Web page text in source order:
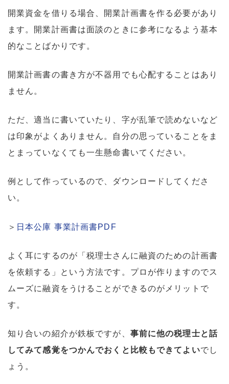
開業資金を借りる場合、開業計画書を作る必要があり
ます。開業計画書は面談のときに参考になるよう基本
的なことばかりです。
開業計画書の書き方が不器用でも心配することはあり
ません。
ただ、適当に書いていたり、字が乱筆で読めないなど
は印象がよくありません。自分の思っていることをま
とまっていなくても一生懸命書いてください。
例として作っているので、ダウンロードしてくださ
い。
＞ 日本公庫 事業計画書PDF
よく耳にするのが「税理士さんに融資のための計画書
を依頼する」という方法です。プロが作りますのでス
ムーズに融資をうけることができるのがメリットで
す。
知り合いの紹介が鉄板ですが、 事前に他の税理士と話
してみて感覚をつかんでおくと比較もできてよいでし
ょう。